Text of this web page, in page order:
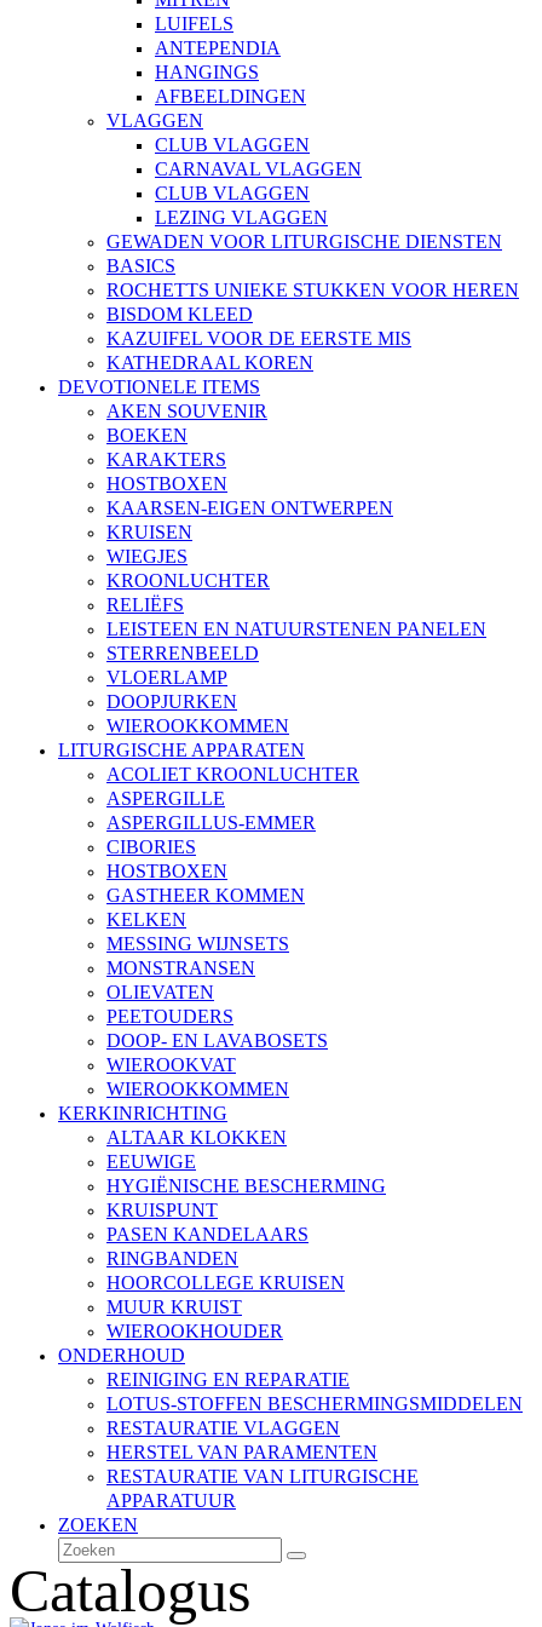
LUIFELS
ANTEPENDIA
HANGINGS
AFBEELDINGEN
VLAGGEN
CLUB VLAGGEN
CARNAVAL VLAGGEN
CLUB VLAGGEN
LEZING VLAGGEN
GEWADEN VOOR LITURGISCHE DIENSTEN
BASICS
ROCHETTS UNIEKE STUKKEN VOOR HEREN
BISDOM KLEED
KAZUIFEL VOOR DE EERSTE MIS
KATHEDRAAL KOREN
DEVOTIONELE ITEMS
AKEN SOUVENIR
BOEKEN
KARAKTERS
HOSTBOXEN
KAARSEN-EIGEN ONTWERPEN
KRUISEN
WIEGJES
KROONLUCHTER
RELIËFS
LEISTEEN EN NATUURSTENEN PANELEN
STERRENBEELD
VLOERLAMP
DOOPJURKEN
WIEROOKKOMMEN
LITURGISCHE APPARATEN
ACOLIET KROONLUCHTER
ASPERGILLE
ASPERGILLUS-EMMER
CIBORIES
HOSTBOXEN
GASTHEER KOMMEN
KELKEN
MESSING WIJNSETS
MONSTRANSEN
OLIEVATEN
PEETOUDERS
DOOP- EN LAVABOSETS
WIEROOKVAT
WIEROOKKOMMEN
KERKINRICHTING
ALTAAR KLOKKEN
EEUWIGE
HYGIËNISCHE BESCHERMING
KRUISPUNT
PASEN KANDELAARS
RINGBANDEN
HOORCOLLEGE KRUISEN
MUUR KRUIST
WIEROOKHOUDER
ONDERHOUD
REINIGING EN REPARATIE
LOTUS-STOFFEN BESCHERMINGSMIDDELEN
RESTAURATIE VLAGGEN
HERSTEL VAN PARAMENTEN
RESTAURATIE VAN LITURGISCHE
APPARATUUR
ZOEKEN
Zoeken
Verzenden
Catalogus